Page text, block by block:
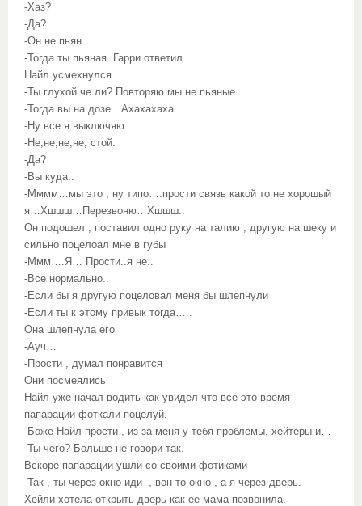
-Хаз?
-Да?
-Он не пьян
-Тогда ты пьяная. Гарри ответил
Найл усмехнулся.
-Ты глухой че ли? Повторяю мы не пьяные.
-Тогда вы на дозе…Ахахахаха ..
-Ну все я выключяю.
-Не,не,не,не, стой.
-Да?
-Вы куда..
-Мммм…мы это , ну типо….прости связь какой то не хорошый
я…Хшшш…Перезвоню…Хшшш..
Он подошел , поставил одно руку на талию , другую на шеку и
сильно поцелоал мне в губы
-Ммм….Я… Прости..я не..
-Все нормально..
-Если бы я другую поцеловал меня бы шлепнули
-Если ты к этому привык тогда…..
Она шлепнула его
-Ауч…
-Прости , думал понравится
Они посмеялись
Найл уже начал водить как увидел что все это время
папарации фоткали поцелуй.
-Боже Найл прости , из за меня у тебя проблемы, хейтеры и…
-Ты чего? Больше не говори так.
Вскоре папарации ушли со своими фотиками
-Так , ты через окно иди , вон то окно , а я через дверь.
Хейли хотела открыть дверь как ее мама позвонила.